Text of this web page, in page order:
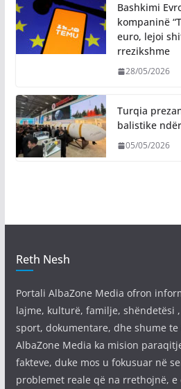
Bashkimi
kompaninë
euro, lejoi
rrezikshme
28/05/2026
Turqia
balistike
05/05/2026
Reth Nesh
Portali AlbaZone Media ofron
lajme, kulturë, familje, shëndetësi
sport, dokumentare, dhe shume te
AlbaZone Media ka mision
fakteve, duke mos u fokusuar në
problemet reale që na rrethojnë, e